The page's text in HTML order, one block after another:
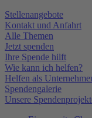
Stellenangebote
Kontakt und Anfahrt
Alle Themen
Jetzt spenden
Ihre Spende hilft
Wie kann ich helfen?
Helfen als
Spendengalerie
Unsere